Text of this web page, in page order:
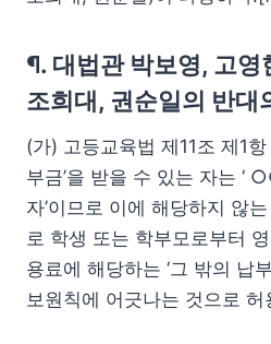
¶. 대법관 박보영, 고영
조희대, 권순일의 반대
(가) 고등교육법 제11조 제1
부금’을 받을 수 있는 자는 ‘
자’이므로 이에 해당하지 않는
로 학생 또는 학부모로부터
용료에 해당하는 ‘그 밖의 납
보원칙에 어긋나는 것으로